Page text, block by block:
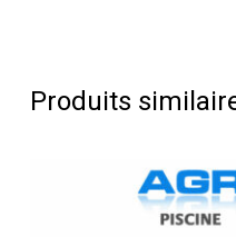
Produits